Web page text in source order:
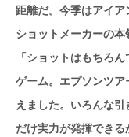
距離だ。今季はアイア
ショットメーカーの本
「ショットはもちろ
ゲーム。エプソンツ
えました。いろんな
だけ実力が発揮できる